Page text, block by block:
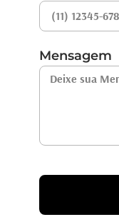
Mensagem